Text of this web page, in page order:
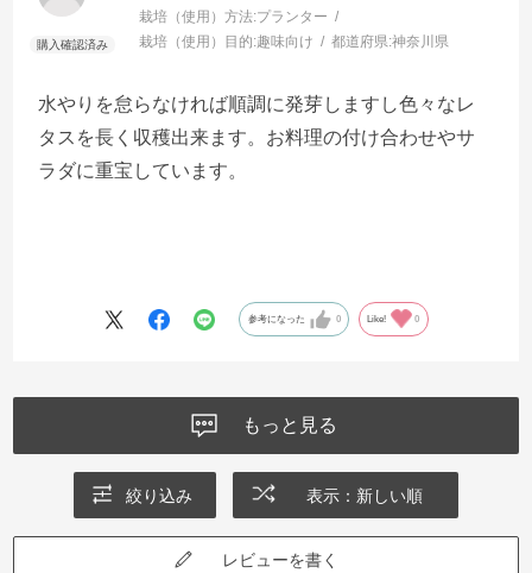
栽培（使用）方法:プランター
栽培（使用）目的:趣味向け 都道府県:神奈川県
水やりを怠らなければ順調に発芽しますし色々なレ
タスを長く収穫出来ます。お料理の付け合わせやサ
ラダに重宝しています。
参考になった 0 Like! 0
もっと見る
絞り込み 表示：新しい順
レビューを書く